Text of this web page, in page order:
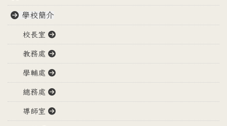
學校簡介
校長室
教務處
學輔處
總務處
導師室